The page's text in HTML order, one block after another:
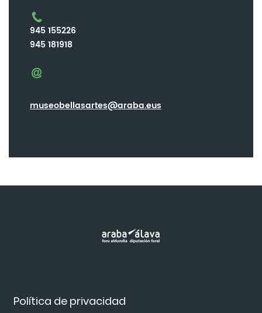
945 155226
945 181918
museobellasartes@araba.eus
Política de privacidad